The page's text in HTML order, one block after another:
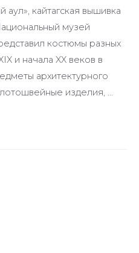
аул», кайтагская вышивка
музей
костюмы разных
и начала XX веков в
архитектурного
изделия, …